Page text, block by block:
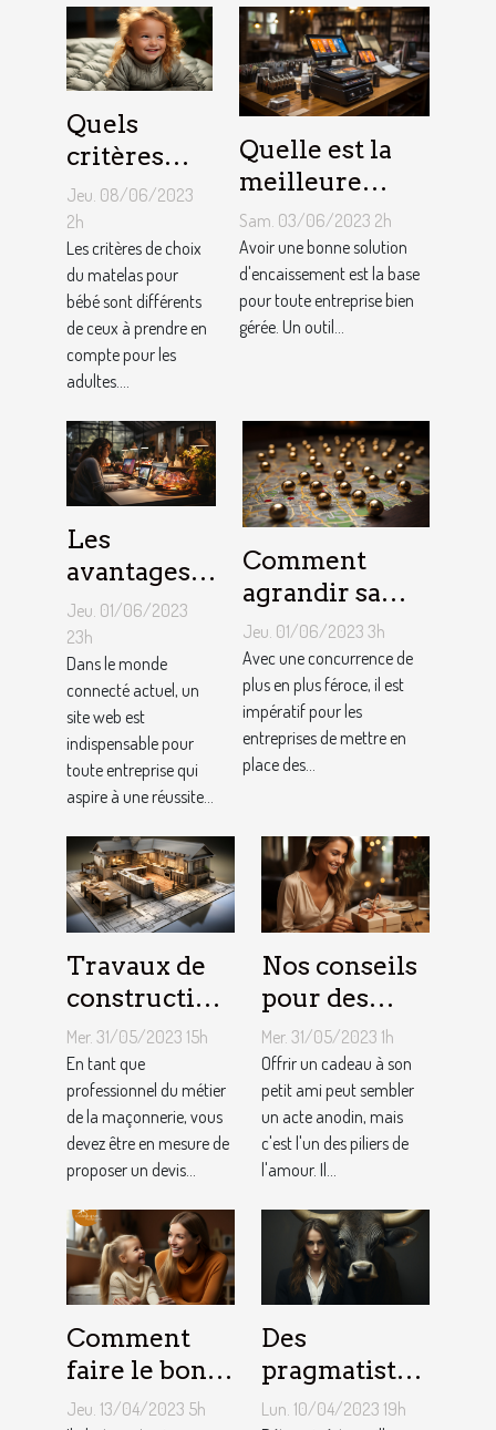
Quels
critères
pour
choisir un
matelas de
bébé ?
Jeu. 08/06/2023
2h
Les critères de choix
du matelas pour
bébé sont différents
de ceux à prendre en
compte pour les
adultes....
Quelle est la
meilleure
solution
d'encaissement
pour votre
entreprise ?
Sam. 03/06/2023 2h
Avoir une bonne solution
d'encaissement est la base
pour toute entreprise bien
gérée. Un outil...
Les
avantages
de faire
appel à un
spécialiste
de
conception
de site web
Jeu. 01/06/2023
23h
Dans le monde
connecté actuel, un
site web est
indispensable pour
toute entreprise qui
aspire à une réussite...
Comment
agrandir sa
notoriété
locale et
fidéliser sa
clientèle grâce
aux outils du
référencement
Jeu. 01/06/2023 3h
Avec une concurrence de
plus en plus féroce, il est
impératif pour les
entreprises de mettre en
place des...
Travaux de
construction
d’une maison
: Comment
établir le
devis avec un
artisan
maçon ?
Mer. 31/05/2023 15h
En tant que
professionnel du métier
de la maçonnerie, vous
devez être en mesure de
proposer un devis...
Nos conseils
pour des
cadeaux
idéaux et
originaux
pour votre
petit ami
Mer. 31/05/2023 1h
Offrir un cadeau à son
petit ami peut sembler
un acte anodin, mais
c'est l'un des piliers de
l'amour. Il...
Comment
faire le bon
choix entre
Jeu. 13/04/2023 5h
Des
pragmatistes
imaginatifs
Lun. 10/04/2023 19h